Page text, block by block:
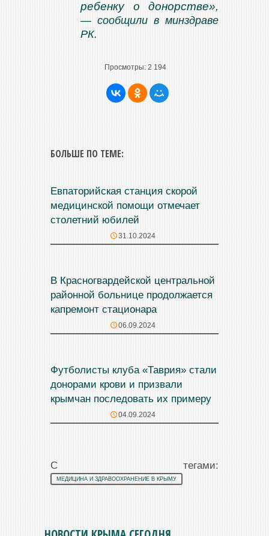
ребенку о донорстве»,
— сообщили в минздраве
РК.
Просмотры: 2 194
БОЛЬШЕ ПО ТЕМЕ:
Евпаторийская станция скорой
медицинской помощи отмечает
столетний юбилей
31.10.2024
В Красногвардейской центральной
районной больнице продолжается
капремонт стационара
06.09.2024
Футболисты клуба «Таврия» стали
донорами крови и призвали
крымчан последовать их примеру
04.09.2024
С тегами:
МЕДИЦИНА И ЗДРАВООХРАНЕНИЕ В КРЫМУ